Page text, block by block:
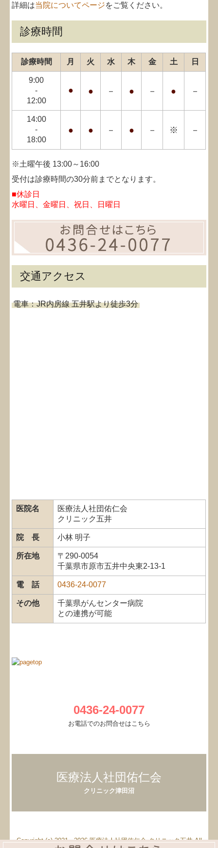
詳細は当院についてページをご覧ください。
診療時間
診療時間 月 火 水 木 金 土 日
9:00
-
12:00
● ● － ● － ● －
14:00
-
18:00
● ● － ● － ※ －
※土曜午後 13:00～16:00
受付は診療時間の30分前までとなります。
■休診日
水曜日、金曜日、祝日、日曜日
交通アクセス
電車：JR内房線 五井駅より徒歩3分
医院名
医療法人社団佑仁会
クリニック五井
院 長 小林 明子
所在地
〒290-0054
千葉県市原市五井中央東2-13-1
電 話 0436-24-0077
その他
千葉県がんセンター病院
との連携が可能
0436-24-0077
お電話でのお問合せはこちら
医療法人社団佑仁会
クリニック津田沼
Copyright (c) 2021 - 2026 医療法人社団佑仁会 クリニック五井 All